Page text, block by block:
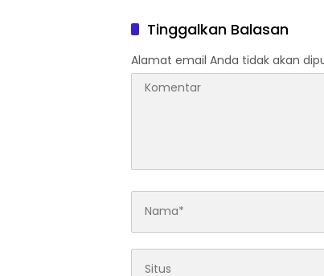
Nasionalisme
Tinggalkan Balasan
Alamat email Anda tidak akan